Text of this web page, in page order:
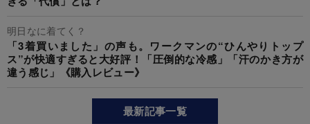
明日なに着てく？
「3着買いました」の声も。ワークマンの“ひんやりトップ
ス”が快適すぎると大好評！「圧倒的な冷感」「汗のかき方が
違う感じ」《購入レビュー》
最新記事一覧